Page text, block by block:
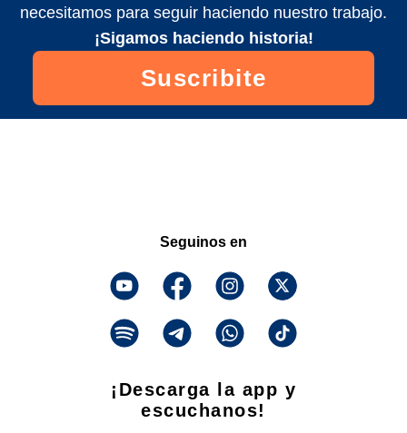
necesitamos para seguir haciendo nuestro trabajo.
¡Sigamos haciendo historia!
Suscribite
Seguinos en
¡Descarga la app y
escuchanos!